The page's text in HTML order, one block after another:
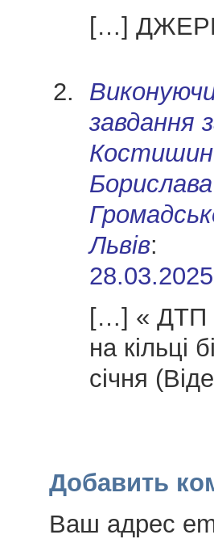
[…]
завдання
Львів:
[…] « ДТП
на кільці
січня
Добавить
Ваш адрес